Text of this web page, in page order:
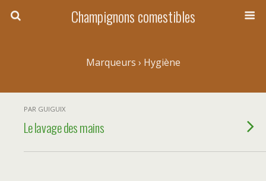
Champignons comestibles
Marqueurs › Hygiène
PAR GUIGUIX
Le lavage des mains